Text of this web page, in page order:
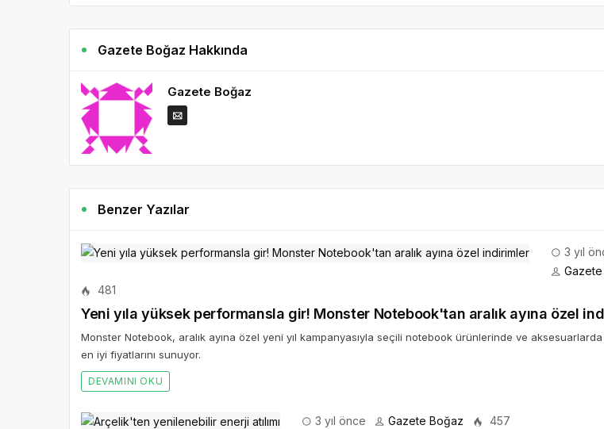
Gazete Boğaz Hakkında
Gazete Boğaz
Benzer Yazılar
3 yıl
481
Yeni yıla yüksek performansla gir! Monster Notebook'tan aralık ayına özel
Monster Notebook, aralık ayına özel yeni yıl kampanyasıyla seçili notebook ürünlerinde ve
en iyi fiyatlarını sunuyor.
DEVAMINI OKU
3 yıl önce Gazete Boğaz 457